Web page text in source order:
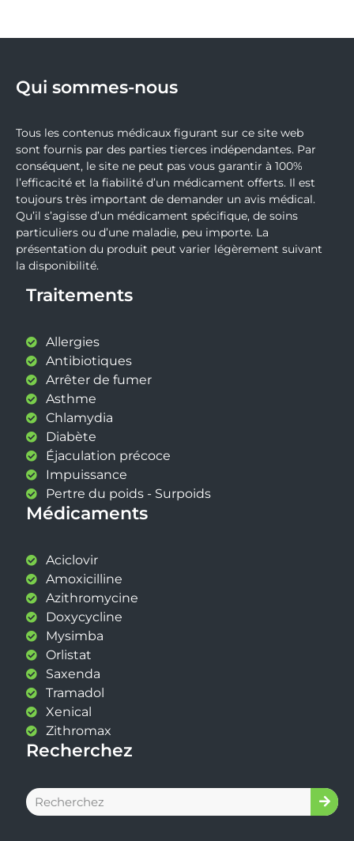
Qui sommes-nous
Tous les contenus médicaux figurant sur ce site web
sont fournis par des parties tierces indépendantes. Par
conséquent, le site ne peut pas vous garantir à 100%
l’efficacité et la fiabilité d’un médicament offerts. Il est
toujours très important de demander un avis médical.
Qu’il s’agisse d’un médicament spécifique, de soins
particuliers ou d’une maladie, peu importe. La
présentation du produit peut varier légèrement suivant
la disponibilité.
Traitements
Allergies
Antibiotiques
Arrêter de fumer
Asthme
Chlamydia
Diabète
Éjaculation précoce
Impuissance
Pertre du poids - Surpoids
Médicaments
Aciclovir
Amoxicilline
Azithromycine
Doxycycline
Mysimba
Orlistat
Saxenda
Tramadol
Xenical
Zithromax
Recherchez